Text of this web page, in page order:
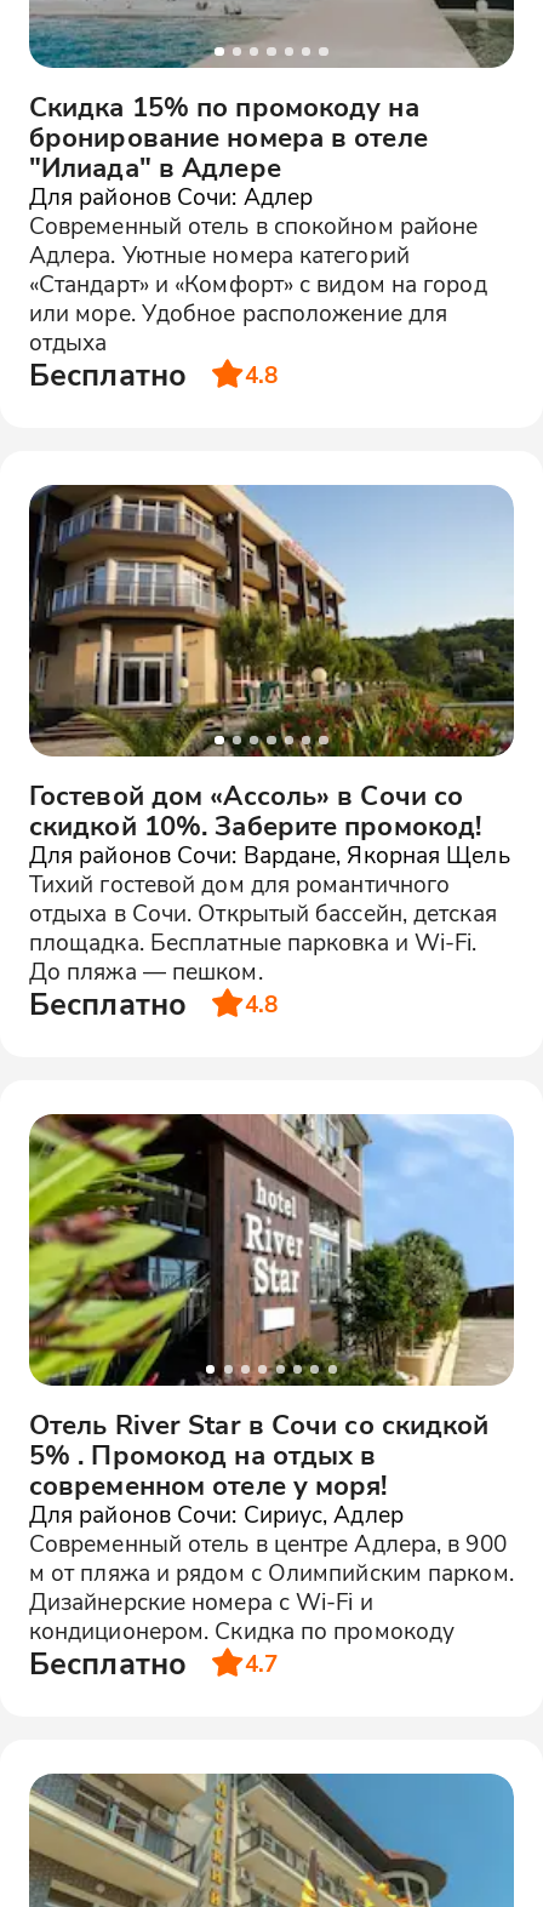
Скидка 15% по промокоду на
бронирование номера в отеле
"Илиада" в Адлере
Для районов Сочи: Адлер
Современный отель в спокойном районе
Адлера. Уютные номера категорий
«Стандарт» и «Комфорт» с видом на город
или море. Удобное расположение для
отдыха
Бесплатно 4.8
Гостевой дом «Ассоль» в Сочи со
скидкой 10%. Заберите промокод!
Для районов Сочи: Вардане, Якорная Щель
Тихий гостевой дом для романтичного
отдыха в Сочи. Открытый бассейн, детская
площадка. Бесплатные парковка и Wi-Fi.
До пляжа — пешком.
Бесплатно 4.8
Отель River Star в Сочи со скидкой
5% . Промокод на отдых в
современном отеле у моря!
Для районов Сочи: Сириус, Адлер
Современный отель в центре Адлера, в 900
м от пляжа и рядом с Олимпийским парком.
Дизайнерские номера с Wi-Fi и
кондиционером. Скидка по промокоду
Бесплатно 4.7